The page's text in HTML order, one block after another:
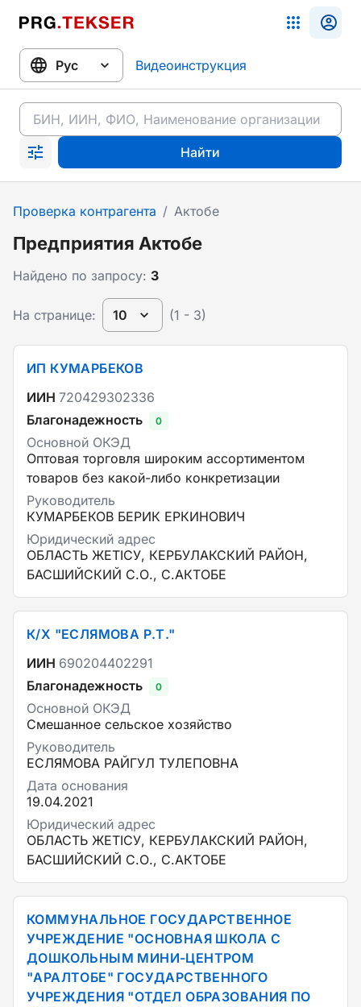
Видеоинструкция
Найти
Проверка контрагента / Актобе
Предприятия Актобе
Найдено по запросу: 3
На странице: 10 (1 - 3)
ИП КУМАРБЕКОВ
ИИН 720429302336
Благонадежность
0
Основной ОКЭД
Оптовая торговля широким ассортиментом
товаров без какой-либо конкретизации
Руководитель
КУМАРБЕКОВ БЕРИК ЕРКИНОВИЧ
Юридический адрес
ОБЛАСТЬ ЖЕТІСУ, КЕРБУЛАКСКИЙ РАЙОН,
БАСШИЙСКИЙ С.О., С.АКТОБЕ
К/Х "ЕСЛЯМОВА Р.Т."
ИИН 690204402291
Благонадежность
0
Основной ОКЭД
Смешанное сельское хозяйство
Руководитель
ЕСЛЯМОВА РАЙГУЛ ТУЛЕПОВНА
Дата основания
19.04.2021
Юридический адрес
ОБЛАСТЬ ЖЕТІСУ, КЕРБУЛАКСКИЙ РАЙОН,
БАСШИЙСКИЙ С.О., С.АКТОБЕ
КОММУНАЛЬНОЕ ГОСУДАРСТВЕННОЕ
УЧРЕЖДЕНИЕ "ОСНОВНАЯ ШКОЛА С
ДОШКОЛЬНЫМ МИНИ-ЦЕНТРОМ
"АРАЛТОБЕ" ГОСУДАРСТВЕННОГО
УЧРЕЖДЕНИЯ "ОТДЕЛ ОБРАЗОВАНИЯ ПО